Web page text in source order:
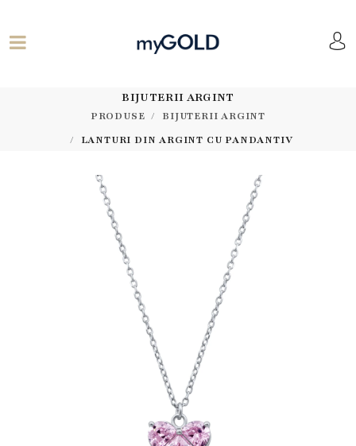
BIJUTERII ARGINT
PRODUSE
BIJUTERII ARGINT
LANTURI DIN ARGINT CU PANDANTIV